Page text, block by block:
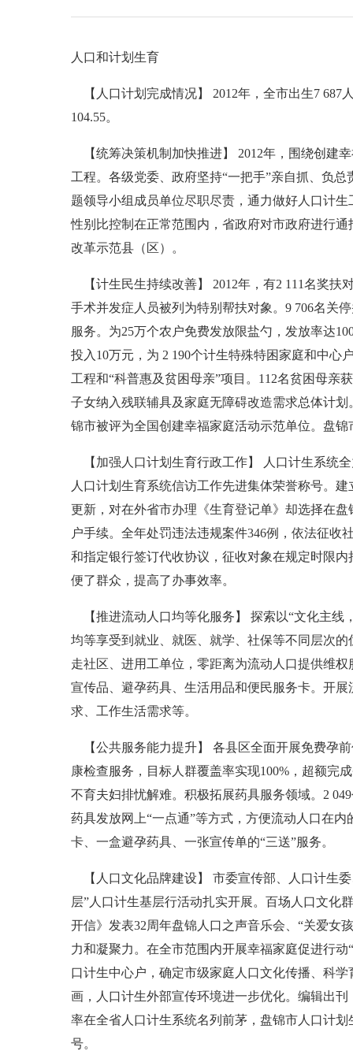
人口和计划生育
【人口计划完成情况】 2012年，全市出生7 687
104.55。
【统筹决策机制加快推进】 2012年，围绕创建
工程。各级党委、政府坚持“一把手”亲自抓、负
题领导小组成员单位尽职尽责，通力做好人口计
性别比控制在正常范围内，省政府对市政府进行
改革示范县（区）。
【计生民生持续改善】 2012年，有2 111名奖扶
手术并发症人员被列为特别帮扶对象。9 706名关
服务。为25万个农户免费发放限盐勺，发放率达
投入10万元，为 2 190个计生特殊特困家庭和中心
工程和“科普惠及贫困母亲”项目。112名贫困母亲
子女纳入残联辅具及家庭无障碍改造需求总体计
锦市被评为全国创建幸福家庭活动示范单位。盘
【加强人口计划生育行政工作】 人口计生系统
人口计划生育系统信访工作先进集体荣誉称号。
更新，对在外省市办理《生育登记单》却选择在
户手续。全年处罚违法违规案件346例，依法征收
和指定银行签订代收协议，征收对象在规定时限
便了群众，提高了办事效率。
【推进流动人口均等化服务】 探索以“文化主线
均等享受到就业、就医、就学、社保等不同层次
走社区、进用工单位，零距离为流动人口提供维
宣传品、避孕药具、生活用品和便民服务卡。开
求、工作生活需求等。
【公共服务能力提升】 各县区全面开展免费孕
康检查服务，目标人群覆盖率实现100%，超额完
不育夫妇排忧解难。积极拓展药具服务领域。2
药具发放网上“一点通”等方式，方便流动人口在
卡、一盒避孕药具、一张宣传单的“三送”服务。
【人口文化品牌建设】 市委宣传部、人口计生
层”人口计生基层行活动扎实开展。百场人口文化
开信》发表32周年盘锦人口之声音乐会、“关爱女
力和凝聚力。在全市范围内开展幸福家庭促进行
口计生中心户，确定市级家庭人口文化传播、科
画，人口计生外部宣传环境进一步优化。编辑出
率在全省人口计生系统名列前茅，盘锦市人口计
号。